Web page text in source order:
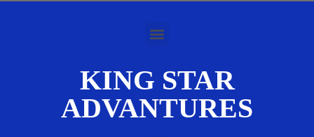
KING STAR
ADVANTURES